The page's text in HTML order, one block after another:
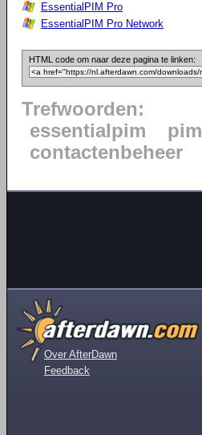
EssentialPIM Pro
EssentialPIM Pro Network
HTML code om naar deze pagina te linken:
Trefwoorden:
essentialpim
pim
contactenbeheer
Over AfterDawn
Feedback